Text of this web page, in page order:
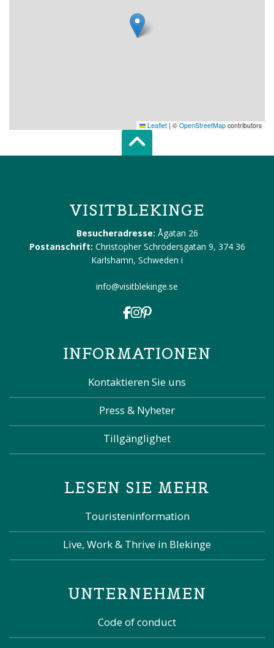
Leaflet | © OpenStreetMap contributors
Scroll top of
VISITBLEKINGE
Besucheradresse: Ågatan 26
Postanschrift: Christopher Schrödersgatan 9, 374 36
Karlshamn, Schweden i
info@visitblekinge.se
INFORMATIONEN
Kontaktieren Sie uns
Press & Nyheter
Tillgänglighet
LESEN SIE MEHR
Touristeninformation
Live, Work & Thrive in Blekinge
UNTERNEHMEN
Code of conduct